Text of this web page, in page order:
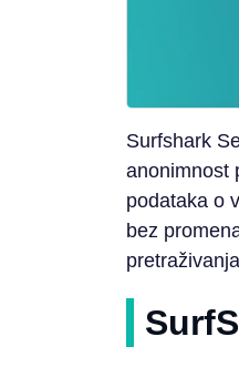
Surfshark
anonimnost
podataka o
bez